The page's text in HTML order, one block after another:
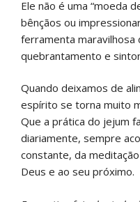
Ele não é uma “moeda
bênçãos ou
ferramenta maravilhosa
quebrantamento e
Quando deixamos de
espírito se torna muito
Que a prática do jejum
diariamente, sempre
constante, da
Deus e ao seu próximo.